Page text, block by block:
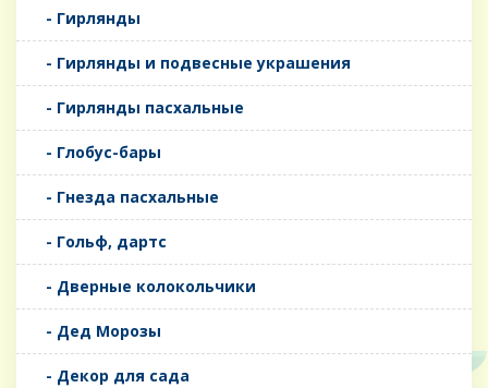
- Гирлянды
- Гирлянды и подвесные украшения
- Гирлянды пасхальные
- Глобус-бары
- Гнезда пасхальные
- Гольф, дартс
- Дверные колокольчики
- Дед Морозы
- Декор для сада